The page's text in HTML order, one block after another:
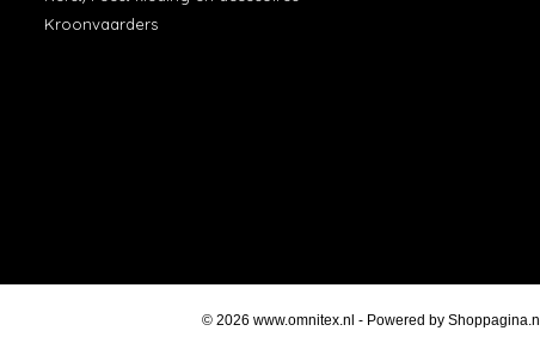
Kroonvaarders
© 2026 www.omnitex.nl - Powered by Shoppagina.nl